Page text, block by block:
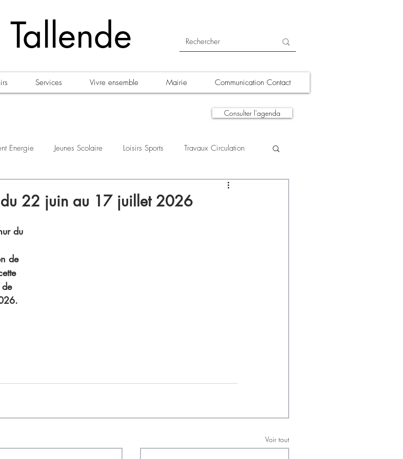
Tallende
Services Vivre ensemble Mairie Communication Contact
Consulter l'agenda
Energie Jeunes Scolaire Loisirs Sports Travaux Circulation
A la une
du 22 juin au 17 juillet 2026
du
de
de
Voir tout